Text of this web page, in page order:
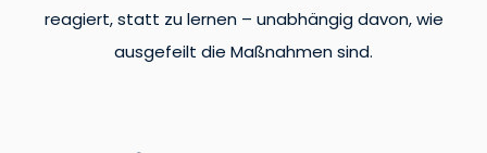
reagiert, statt zu lernen – unabhängig davon, wie
ausgefeilt die Maßnahmen sind.